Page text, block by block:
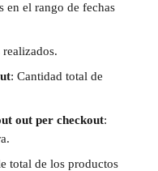
en el rango de fechas
: Cantidad total de
out per checkout:
total de los productos